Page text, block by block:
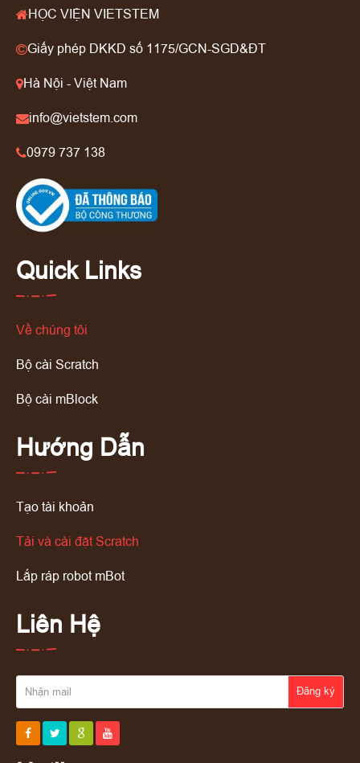
HỌC VIỆN VIETSTEM
Giấy phép DKKD số 1175/GCN-SGD&ĐT
Hà Nội - Việt Nam
info@vietstem.com
0979 737 138
Quick Links
Về chúng tôi
Bộ cài Scratch
Bộ cài mBlock
Hướng Dẫn
Tạo tài khoản
Tải và cài đặt Scratch
Lắp ráp robot mBot
Liên Hệ
Đăng ký